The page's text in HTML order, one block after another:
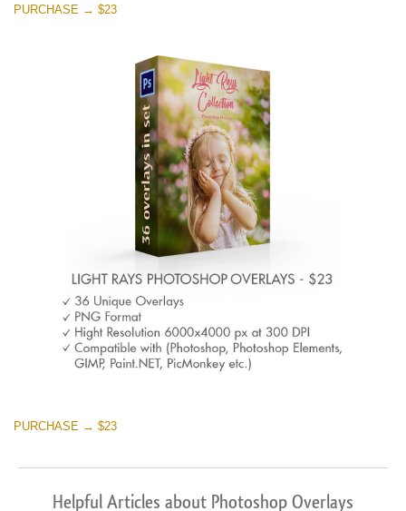
PURCHASE → $23
PURCHASE → $23
Helpful Articles about Photoshop Overlays